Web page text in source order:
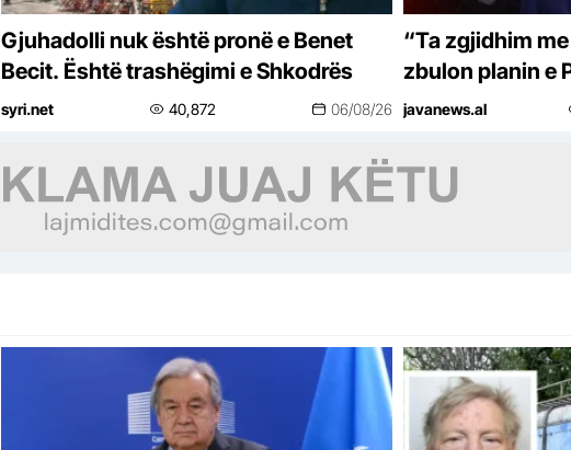
Gjuhadolli nuk është pronë e Benet
Becit. Është trashëgimi e Shkodrës
syri.net 40,872 06/08/26
“Ta zgjidhim
zbulon planin e
uljen e numrit të
javanews.al